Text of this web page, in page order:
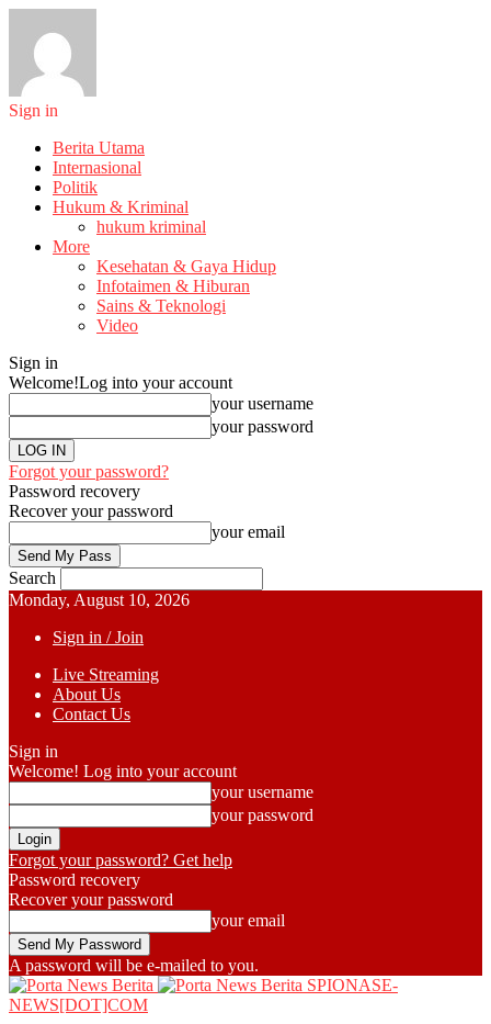
Sign in
Berita Utama
Internasional
Politik
Hukum & Kriminal
hukum kriminal
More
Kesehatan & Gaya Hidup
Infotaimen & Hiburan
Sains & Teknologi
Video
Sign in
Welcome!Log into your account
your username
your password
Forgot your password?
Password recovery
Recover your password
your email
Search
Monday, August 10, 2026
Sign in / Join
Live Streaming
About Us
Contact Us
Sign in
Welcome! Log into your account
your username
your password
Forgot your password? Get help
Password recovery
Recover your password
your email
A password will be e-mailed to you.
SPIONASE-
NEWS[DOT]COM